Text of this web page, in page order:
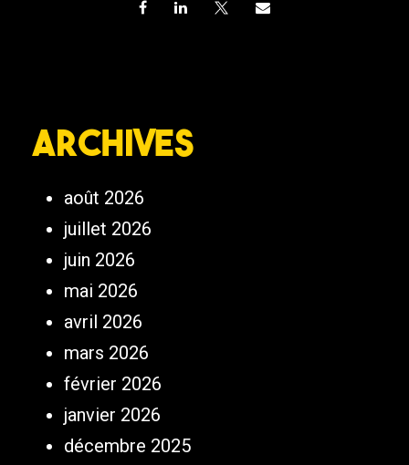
Archives
août 2026
juillet 2026
juin 2026
mai 2026
avril 2026
mars 2026
février 2026
janvier 2026
décembre 2025